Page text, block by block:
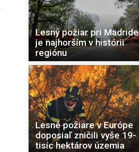
Lesný požiar pri Madride
je najhorším v histórii
regiónu
Lesné požiare v Európe
doposiaľ zničili vyše 19-
tisíc hektárov územia